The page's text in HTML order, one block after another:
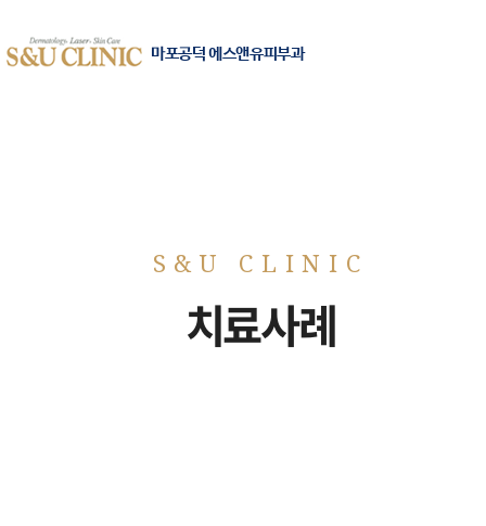
마포공덕 에스앤유피부과
치료사례